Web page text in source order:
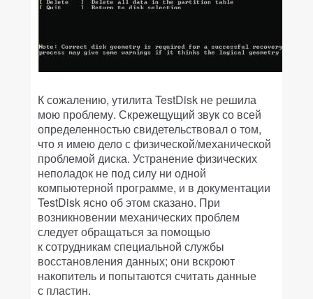
К сожалению, утилита TestDisk не решила
мою проблему. Скрежещущий звук со всей
определенностью свидетельствовал о том,
что я имею дело с физической/механической
проблемой диска. Устранение физических
неполадок не под силу ни одной
компьютерной программе, и в документации
TestDisk ясно об этом сказано. При
возникновении механических проблем
следует обращаться за помощью
к сотрудникам специальной службы
восстановления данных; они вскроют
накопитель и попытаются считать данные
с пластин.